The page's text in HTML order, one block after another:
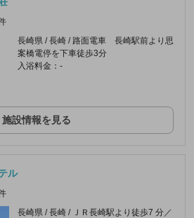
長崎県 / 長崎 / 路面電車 長崎駅前より思
案橋電停を下車徒歩3分
入浴料金：-
施設情報を見る
ル
長崎県 / 長崎 / ＪＲ長崎駅より徒歩7 分／